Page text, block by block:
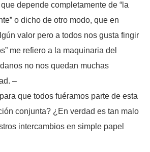
depende completamente de “la
o dicho de otro modo, que en
valor pero a todos nos gusta fingir
me refiero a la maquinaria del
no nos quedan muchas
–
que todos fuéramos parte de esta
conjunta? ¿En verdad es tan malo
intercambios en simple papel